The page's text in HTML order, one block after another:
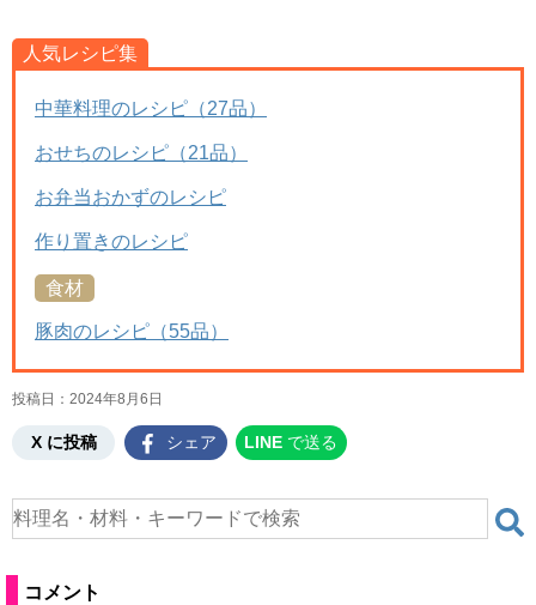
人気レシピ集
中華料理のレシピ（27品）
おせちのレシピ（21品）
お弁当おかずのレシピ
作り置きのレシピ
食材
豚肉のレシピ（55品）
投稿日： 2024年8月6日
X に投稿 シェア LINE で送る
コメント